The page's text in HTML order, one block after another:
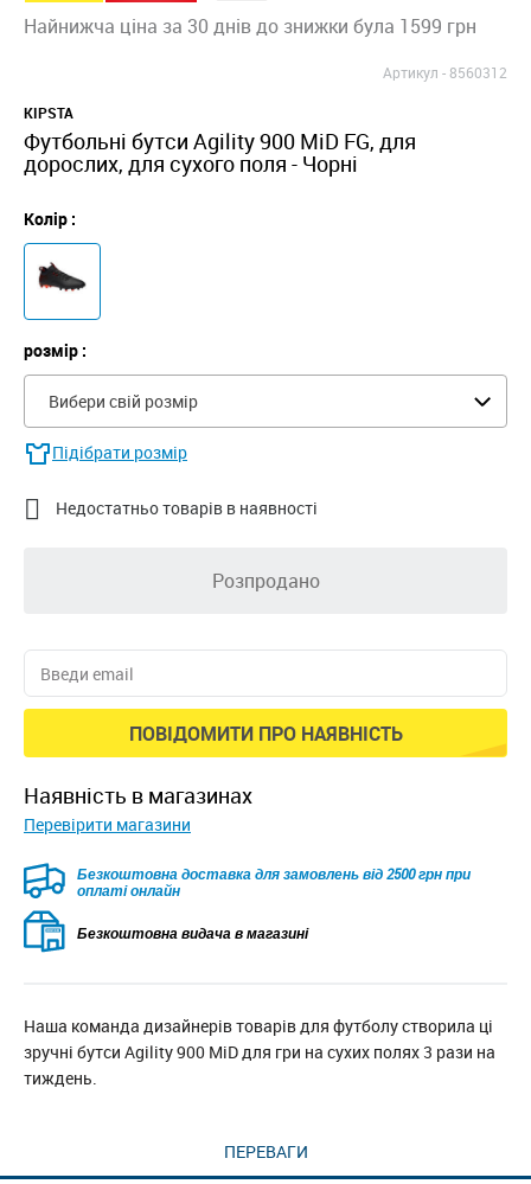
Найнижча ціна за 30 днів до знижки була 1599 грн
Артикул -8560312
KIPSTA
Футбольні бутси Agility 900 MiD FG, для
дорослих, для сухого поля - Чорні
Колір :
розмір :
Вибери свій розмір
Підібрати розмір
 Недостатньо товарів в наявності
Розпродано
ПОВІДОМИТИ ПРО НАЯВНІСТЬ
наявність в магазинах
Перевірити магазини
Безкоштовна доставка для замовлень від 2500 грн при
оплаті онлайн
Безкоштовна видача в магазині
Наша команда дизайнерів товарів для футболу створила ці
зручні бутси Agility 900 MiD для гри на сухих полях 3 рази на
тиждень.
ПЕРЕВАГИ